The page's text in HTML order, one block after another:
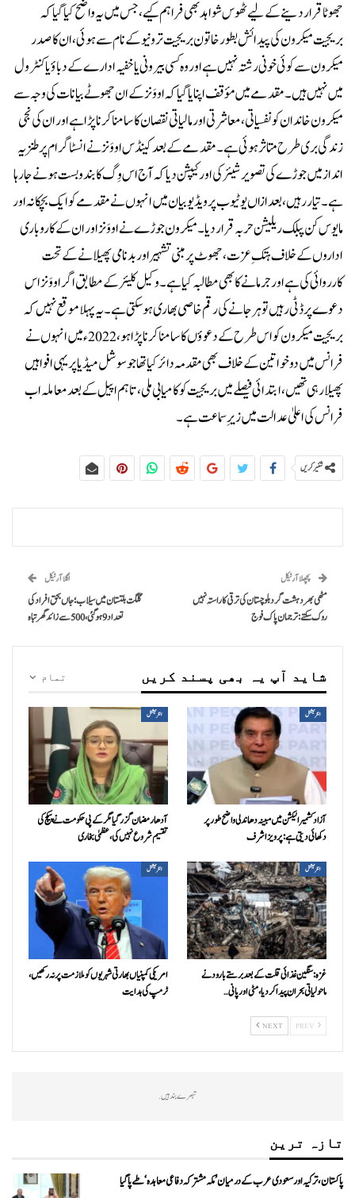
جھوٹا قرار دینے کے لیے ٹھوس شواہد بھی فراہم کیے، جس میں یہ واضح کیا گیا کہ
بریجیت میکرون کی پیدائش بطور خاتون بریجیت ترونیو کے نام سے ہوئی، ان کا صدر
میکرون سے کوئی خونی رشتہ نہیں ہے اور وہ کسی بیرونی یا خفیہ ادارے کے دباؤ یا کنٹرول
میں نہیں ہیں۔مقدمے میں مؤقف اپنایا گیا کہ اووَنز کے ان جھوٹے بیانات کی وجہ سے
میکرون خاندان کو نفسیاتی، معاشرتی اور مالیاتی نقصان کا سامنا کرنا پڑا ہے اور ان کی نجی
زندگی بری طرح متاثر ہوئی ہے۔مقدمے کے بعد کینڈس اووَنز نے انسٹاگرام پر طنزیہ
انداز میں جوڑے کی تصویر شیئر کی اور کیپشن دیا کہ آج اس وِگ کا بندوبست ہونے جا رہا
ہے۔ تیار رہیں، بعدازاں یوٹیوب پر ویڈیو بیان میں انہوں نے مقدمے کو ایک بچکانہ اور
مایوس کن پبلک ریلیشن حربہ قرار دیا۔میکرون جوڑے نے اووَنز اور ان کے کاروباری
اداروں کے خلاف ہتکِ عزت، جھوٹ پر مبنی تشہیر اور بدنامی پھیلانے کے تحت
کارروائی کی ہے اور جرمانے کا بھی مطالبہ کیا ہے۔وکیل کلیئر کے مطابق اگر اووَنز اس
دعوے پر ڈٹی رہیں تو ہرجانے کی رقم خاصی بھاری ہو سکتی ہے۔یہ پہلا موقع نہیں کہ
بریجیت میکرون کو اس طرح کے دعوؤں کا سامنا کرنا پڑا ہو، 2022ء میں انہوں نے
فرانس میں دو خواتین کے خلاف بھی مقدمہ دائر کیا تھا جو سوشل میڈیا پر یہی افواہیں
پھیلا رہی تھیں، ابتدائی فیصلے میں بریجیت کو کامیابی ملی، تاہم اپیل کے بعد معاملہ اب
فرانس کی اعلیٰ عدالت میں زیرِ سماعت ہے۔
شئیر کریں
پچھلا آرٹیکل
مٹھی بھر دہشت گرد بلوچستان کی ترقی کا راستہ نہیں
روک سکتے: ترجمان پاک فوج
اگلا آرٹیکل
گلگت بلتستان میں سیلاب؛ جاں بحق افراد کی
تعداد 9ہوگئی، 500 سے زائد گھر تباہ
تمام شاید آپ یہ بھی پسند کریں
انٹرنیشنل
آزاد کشمیر الیکشن میں مبینہ دھاندلی واضح طور پر
دکھائی دیتی ہے: پرویز اشرف
انٹرنیشنل
آدھا رمضان گزر گیا مگر کے پی حکومت نے پیکج کی
تقسیم شروع نہیں کی، عظمیٰ بخاری
انٹرنیشنل
غزہ: سنگین غذائی قلت کے بعد برستے بارود نے
ماحولیاتی بحران پیدا کردیا، مٹی اور پانی…
انٹرنیشنل
امریکی کمپنیاں بھارتی شہریوں کو ملازمت پر نہ رکھیں،
ٹرمپ کی ہدایت
NEXT
تبصرے بند ہیں.
تازہ ترین
پاکستان، ترکیہ اور سعودی عرب کے درمیان ’مکہ مشترکہ دفاعی معاہدہ‘ طے پا گیا